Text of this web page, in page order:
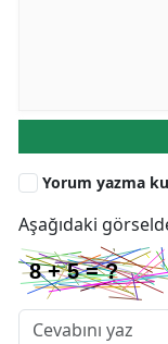
Yorum yazma
Aşağıdaki